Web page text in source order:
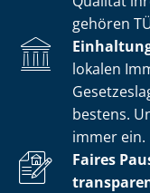
gehören
lokalen
bestens.
immer ein.
Faires